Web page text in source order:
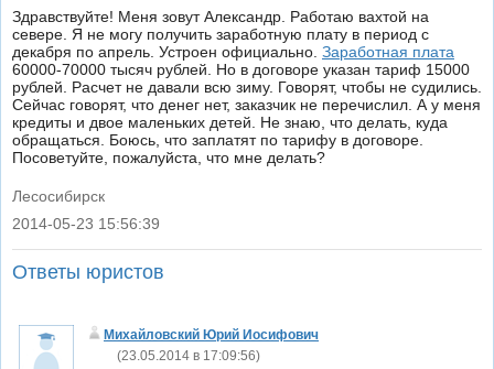
Здравствуйте! Меня зовут Александр. Работаю вахтой на
севере. Я не могу получить заработную плату в период с
декабря по апрель. Устроен официально. Заработная плата
60000-70000 тысяч рублей. Но в договоре указан тариф 15000
рублей. Расчет не давали всю зиму. Говорят, чтобы не судились.
Сейчас говорят, что денег нет, заказчик не перечислил. А у меня
кредиты и двое маленьких детей. Не знаю, что делать, куда
обращаться. Боюсь, что заплатят по тарифу в договоре.
Посоветуйте, пожалуйста, что мне делать?
Лесосибирск
|
2014-05-23 15:56:39
Ответы юристов
Михайловский Юрий Иосифович
(23.05.2014 в 17:09:56)